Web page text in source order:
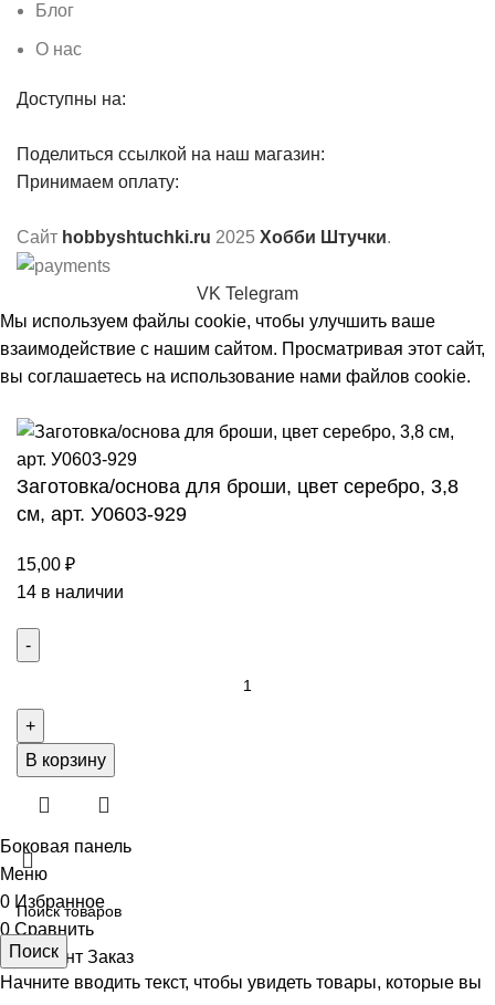
Блог
О нас
Доступны на:
Поделиться ссылкой на наш магазин:
Принимаем оплату:
Сайт hobbyshtuchki.ru 2025 Хобби Штучки.
VK Telegram
Мы используем файлы cookie, чтобы улучшить ваше
взаимодействие с нашим сайтом. Просматривая этот сайт,
вы соглашаетесь на использование нами файлов cookie.
Заготовка/основа для броши, цвет серебро, 3,8
см, арт. У0603-929
15,00 ₽
14 в наличии
Заготовка/
основа
броши,
цвет
серебро,
3,8
см,
арт.
У0603-
В корзину
Поиск
Начните вводить текст, чтобы увидеть товары, которые вы
Боковая панель
Меню
0 Избранное
0 Сравнить
0 элемент Заказ